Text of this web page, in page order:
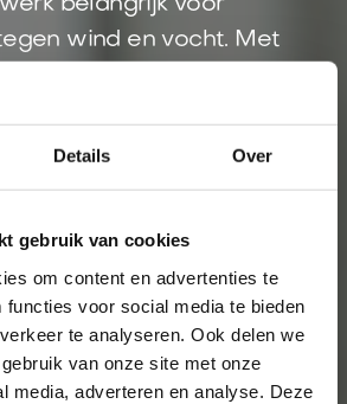
Details Over
gebruik van cookies
om content en advertenties te
functies voor social media te bieden
te analyseren. Ook delen we
van onze site met onze
media, adverteren en analyse. Deze
belangrijk voor
wind en vocht. Met
kom je snel in contact
uit de regio Oost-
is genoeg voor
in een eerlijke prijs
bij jou in de buurt
starten